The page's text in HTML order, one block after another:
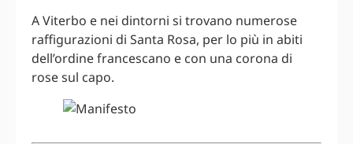
A Viterbo e nei dintorni si trovano numerose
raffigurazioni di Santa Rosa, per lo più in abiti
dell’ordine francescano e con una corona di
rose sul capo.